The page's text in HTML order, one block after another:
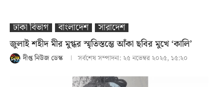
ঢাকা বিভাগ বাংলাদেশ
সারাদেশ
জুলাই শহীদ মীর মুগ্ধর স্মৃতিস্তম্ভে আঁকা ছবির মুখে ‘কালি’
দীপ্ত নিউজ ডেস্ক সর্বশেষ সম্পাদনা: ২৫ নভেম্বর ২০২৫, ১৫:২০